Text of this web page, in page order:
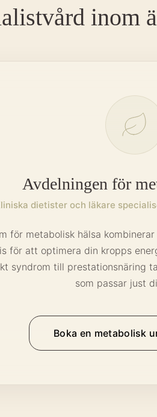
inom
Avdelningen för
dietister och läkare
för metabolisk hälsa
för att optimera din kropps
syndrom till prestationsnäring
som passar just
Boka en metabolisk